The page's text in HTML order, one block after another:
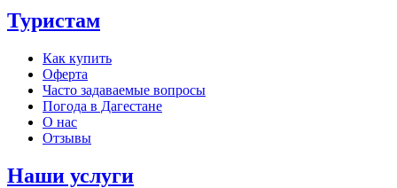
Туристам
Как купить
Оферта
Часто задаваемые вопросы
Погода в Дагестане
О нас
Отзывы
Наши услуги